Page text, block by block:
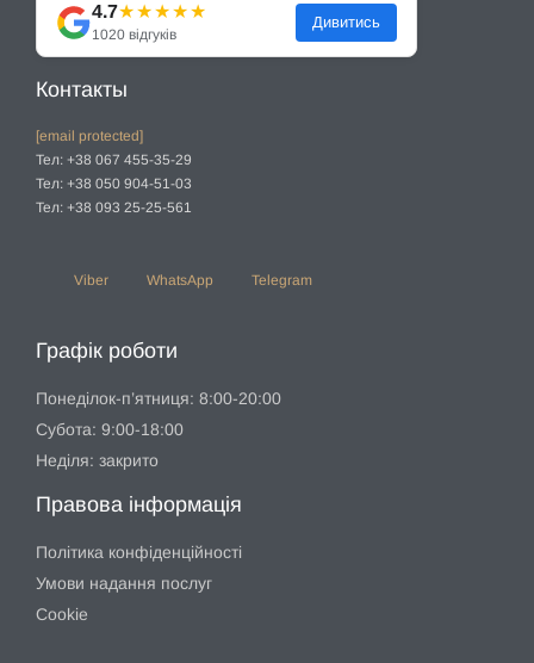
4.7★★★★★
1020 відгуків
Дивитись
Контакты
[email protected]
Тел: +38 067 455-35-29
Тел: +38 050 904-51-03
Тел: +38 093 25-25-561
Viber WhatsApp Telegram
Графік роботи
Понеділок-п’ятниця: 8:00-20:00
Субота: 9:00-18:00
Неділя: закрито
Правова інформація
Політика конфіденційності
Умови надання послуг
Cookie